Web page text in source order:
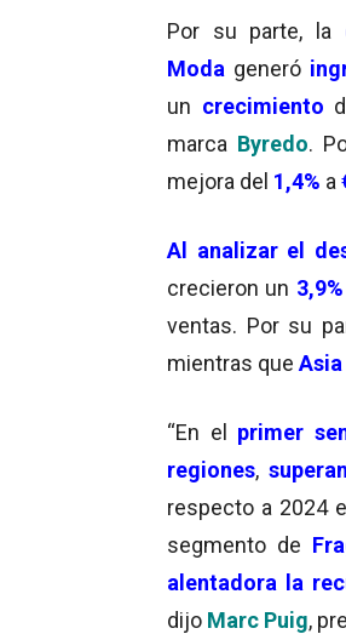
Por su parte, la
Moda generó
un crecimiento
marca Byredo.
mejora del 1,4% a
Al analizar el
crecieron un 3,9%
ventas. Por su
mientras que
“En el primer
regiones,
respecto a 2024
segmento de
alentadora la
dijo Marc Puig,